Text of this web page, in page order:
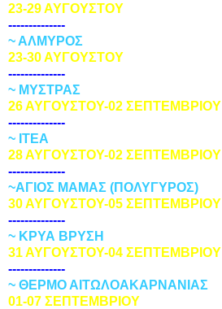
23-29 ΑΥΓΟΥΣΤΟΥ
--------------
~ ΑΛΜΥΡΟΣ
23-30 ΑΥΓΟΥΣΤΟΥ
--------------
~ ΜΥΣΤΡΑΣ
26 ΑΥΓΟΥΣΤΟΥ-02 ΣΕΠΤΕΜΒΡΙΟΥ
--------------
~ ΙΤΕΑ
28 ΑΥΓΟΥΣΤΟΥ-02 ΣΕΠΤΕΜΒΡΙΟΥ
--------------
~ΑΓΙΟΣ ΜΑΜΑΣ (ΠΟΛΥΓΥΡΟΣ)
30 ΑΥΓΟΥΣΤΟΥ-05 ΣΕΠΤΕΜΒΡΙΟΥ
--------------
~ ΚΡΥΑ ΒΡΥΣΗ
31 ΑΥΓΟΥΣΤΟΥ-04 ΣΕΠΤΕΜΒΡΙΟΥ
--------------
~ ΘΕΡΜΟ ΑΙΤΩΛΟΑΚΑΡΝΑΝΙΑΣ
01-07 ΣΕΠΤΕΜΒΡΙΟΥ